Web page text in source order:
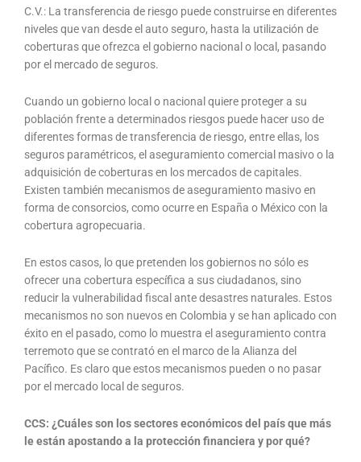
C.V.: La transferencia de riesgo puede construirse en diferentes
niveles que van desde el auto seguro, hasta la utilización de
coberturas que ofrezca el gobierno nacional o local, pasando
por el mercado de seguros.
Cuando un gobierno local o nacional quiere proteger a su
población frente a determinados riesgos puede hacer uso de
diferentes formas de transferencia de riesgo, entre ellas, los
seguros paramétricos, el aseguramiento comercial masivo o la
adquisición de coberturas en los mercados de capitales.
Existen también mecanismos de aseguramiento masivo en
forma de consorcios, como ocurre en España o México con la
cobertura agropecuaria.
En estos casos, lo que pretenden los gobiernos no sólo es
ofrecer una cobertura específica a sus ciudadanos, sino
reducir la vulnerabilidad fiscal ante desastres naturales. Estos
mecanismos no son nuevos en Colombia y se han aplicado con
éxito en el pasado, como lo muestra el aseguramiento contra
terremoto que se contrató en el marco de la Alianza del
Pacífico. Es claro que estos mecanismos pueden o no pasar
por el mercado local de seguros.
CCS: ¿Cuáles son los sectores económicos del país que más
le están apostando a la protección financiera y por qué?